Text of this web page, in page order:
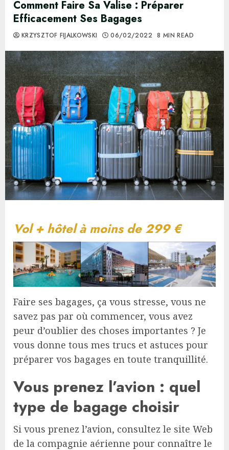
Comment Faire Sa Valise : Préparer
Efficacement Ses Bagages
KRZYSZTOF FIJALKOWSKI 06/02/2022 8 MIN READ
Vol + hôtel à moins de 299 €
Faire ses bagages, ça vous stresse, vous ne
savez pas par où commencer, vous avez
peur d’oublier des choses importantes ? Je
vous donne tous mes trucs et astuces pour
préparer vos bagages en toute tranquillité.
Vous prenez l’avion : quel
type de bagage choisir
Si vous prenez l’avion, consultez le site Web
de la compagnie aérienne pour connaître le